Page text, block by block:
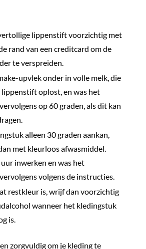
lippenstift voorzichtig met
rand van een creditcard om de
te verspreiden.
upvlek onder in volle melk, die
lippenstift oplost, en was het
op 60 graden, als dit kan
alleen 30 graden aankan,
met kleurloos afwasmiddel.
inwerken en was het
volgens de instructies.
restkleur is, wrijf dan voorzichtig
wanneer het kledingstuk
is.
zorgvuldig om je kleding te